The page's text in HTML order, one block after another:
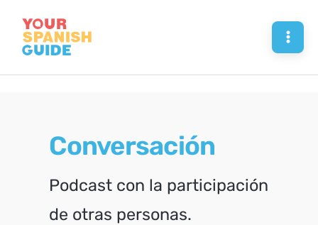
content
Conversación
Podcast con la participación
de otras personas.